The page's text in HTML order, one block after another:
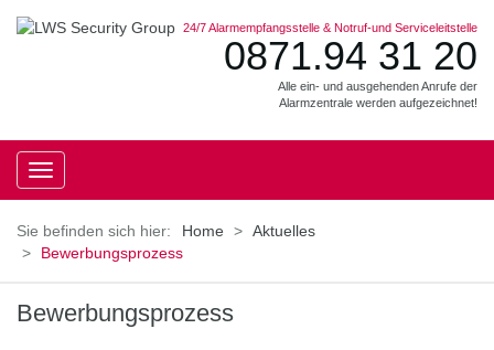
24/7 Alarmempfangsstelle & Notruf-und Serviceleitstelle
0871.94 31 20
Alle ein- und ausgehenden Anrufe der
Alarmzentrale werden aufgezeichnet!
Toggle
navigation
Home
Aktuelles
Bewerbungsprozess
Bewerbungsprozess